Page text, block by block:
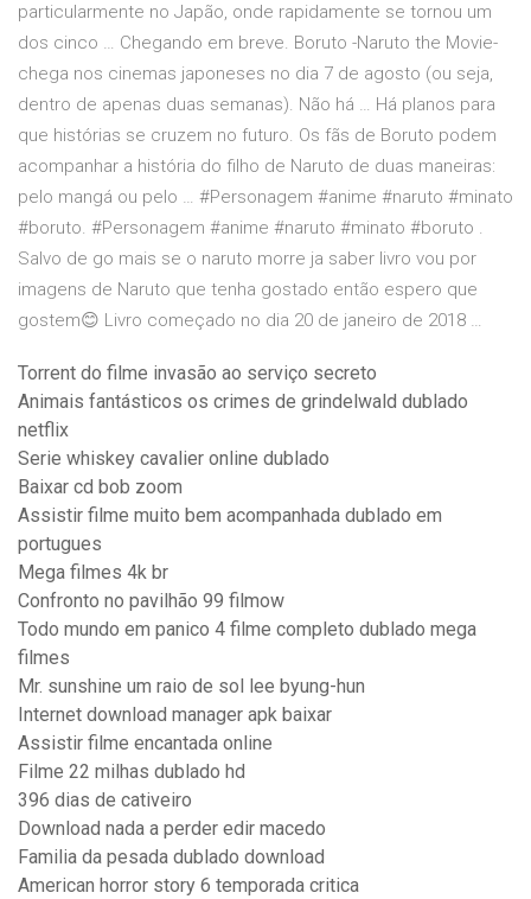
particularmente no Japão, onde rapidamente se tornou um
dos cinco … Chegando em breve. Boruto -Naruto the Movie-
chega nos cinemas japoneses no dia 7 de agosto (ou seja,
dentro de apenas duas semanas). Não há … Há planos para
que histórias se cruzem no futuro. Os fãs de Boruto podem
acompanhar a história do filho de Naruto de duas maneiras:
pelo mangá ou pelo … #Personagem #anime #naruto #minato
#boruto. #Personagem #anime #naruto #minato #boruto .
Salvo de go mais se o naruto morre ja saber livro vou por
imagens de Naruto que tenha gostado então espero que
gostem😊 Livro começado no dia 20 de janeiro de 2018 …
Torrent do filme invasão ao serviço secreto
Animais fantásticos os crimes de grindelwald dublado
netflix
Serie whiskey cavalier online dublado
Baixar cd bob zoom
Assistir filme muito bem acompanhada dublado em
portugues
Mega filmes 4k br
Confronto no pavilhão 99 filmow
Todo mundo em panico 4 filme completo dublado mega
filmes
Mr. sunshine um raio de sol lee byung-hun
Internet download manager apk baixar
Assistir filme encantada online
Filme 22 milhas dublado hd
396 dias de cativeiro
Download nada a perder edir macedo
Familia da pesada dublado download
American horror story 6 temporada critica